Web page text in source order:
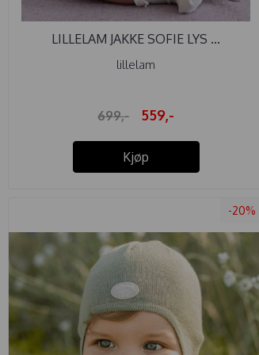
LILLELAM JAKKE SOFIE LYS ...
lillelam
699,- 559,-
Kjøp
-20%